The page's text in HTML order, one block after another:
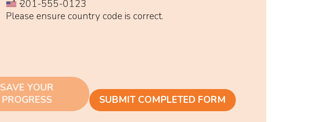
Please ensure country code is correct.
SAVE YOUR
PROGRESS
SUBMIT COMPLETED FORM